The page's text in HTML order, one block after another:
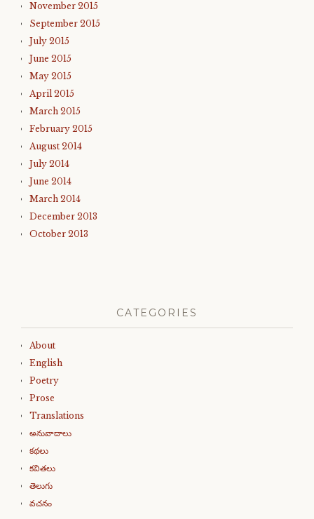
November 2015
September 2015
July 2015
June 2015
May 2015
April 2015
March 2015
February 2015
August 2014
July 2014
June 2014
March 2014
December 2013
October 2013
CATEGORIES
About
English
Poetry
Prose
Translations
అనువాదాలు
కథలు
కవితలు
తెలుగు
వచనం